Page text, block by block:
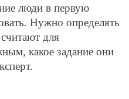
люди в первую
Нужно определять
для
какое задание они